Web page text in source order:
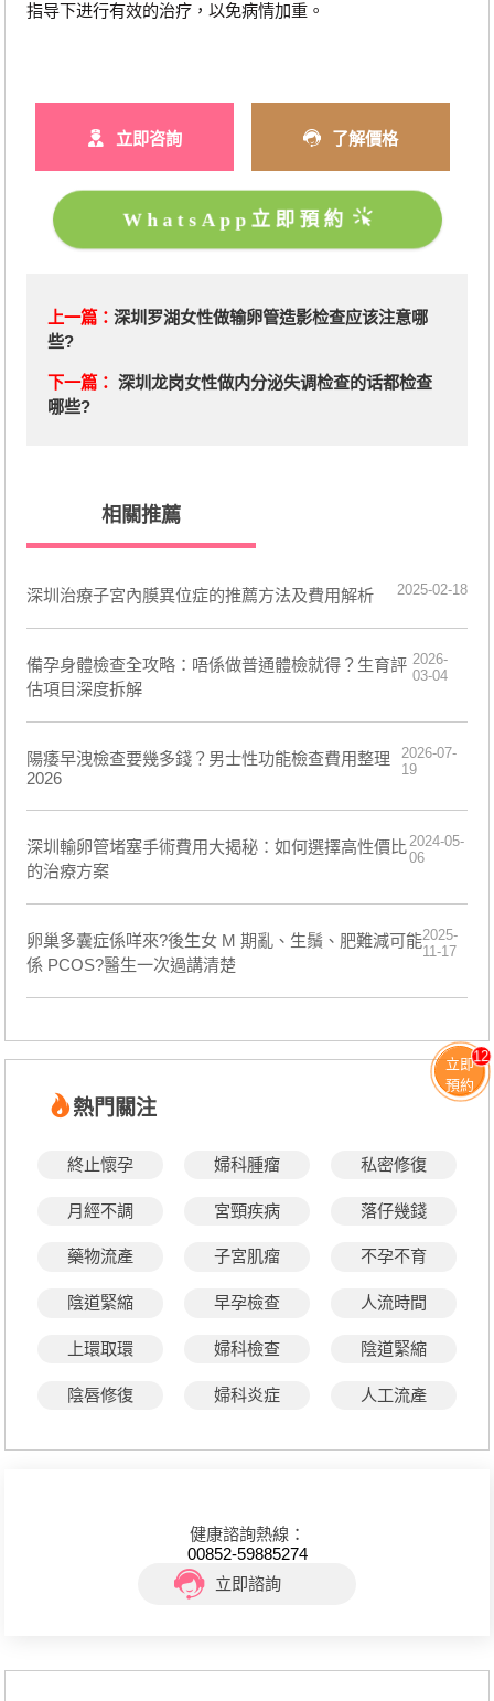
指导下进行有效的治疗，以免病情加重。
立即咨詢 了解價格
WhatsApp立即預約
上一篇： 深圳罗湖女性做输卵管造影检查应该注意哪
些?
下一篇： 深圳龙岗女性做内分泌失调检查的话都检查
哪些?
相關推薦
深圳治療子宮內膜異位症的推薦方法及費用解析 2025-02-18
備孕身體檢查全攻略：唔係做普通體檢就得？生育評
估項目深度拆解
2026-
03-04
陽痿早洩檢查要幾多錢？男士性功能檢查費用整理
2026
2026-07-
19
深圳輸卵管堵塞手術費用大揭秘：如何選擇高性價比
的治療方案
2024-05-
06
卵巢多囊症係咩來?後生女 M 期亂、生鬚、肥難減可能
係 PCOS?醫生一次過講清楚
2025-
11-17
熱門關注
終止懷孕 婦科腫瘤 私密修復
月經不調 宮頸疾病 落仔幾錢
藥物流產 子宮肌瘤 不孕不育
陰道緊縮 早孕檢查 人流時間
上環取環 婦科檢查 陰道緊縮
陰唇修復 婦科炎症 人工流產
健康諮詢熱線：
00852-59885274
立即諮詢
立即
預約
12